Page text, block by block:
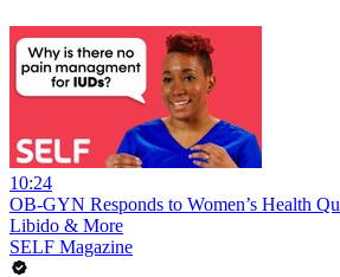
10:24
OB-GYN Responds to Women’s Health
Libido & More
SELF Magazine